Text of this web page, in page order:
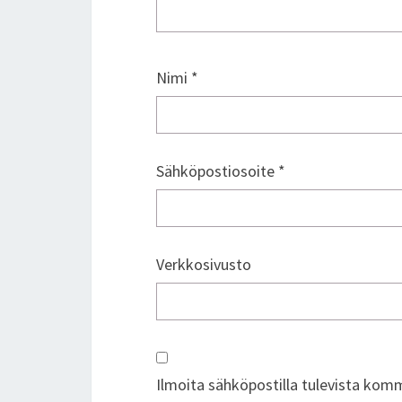
Nimi *
Sähköpostiosoite *
Verkkosivusto
Ilmoita sähköpostilla tulevista